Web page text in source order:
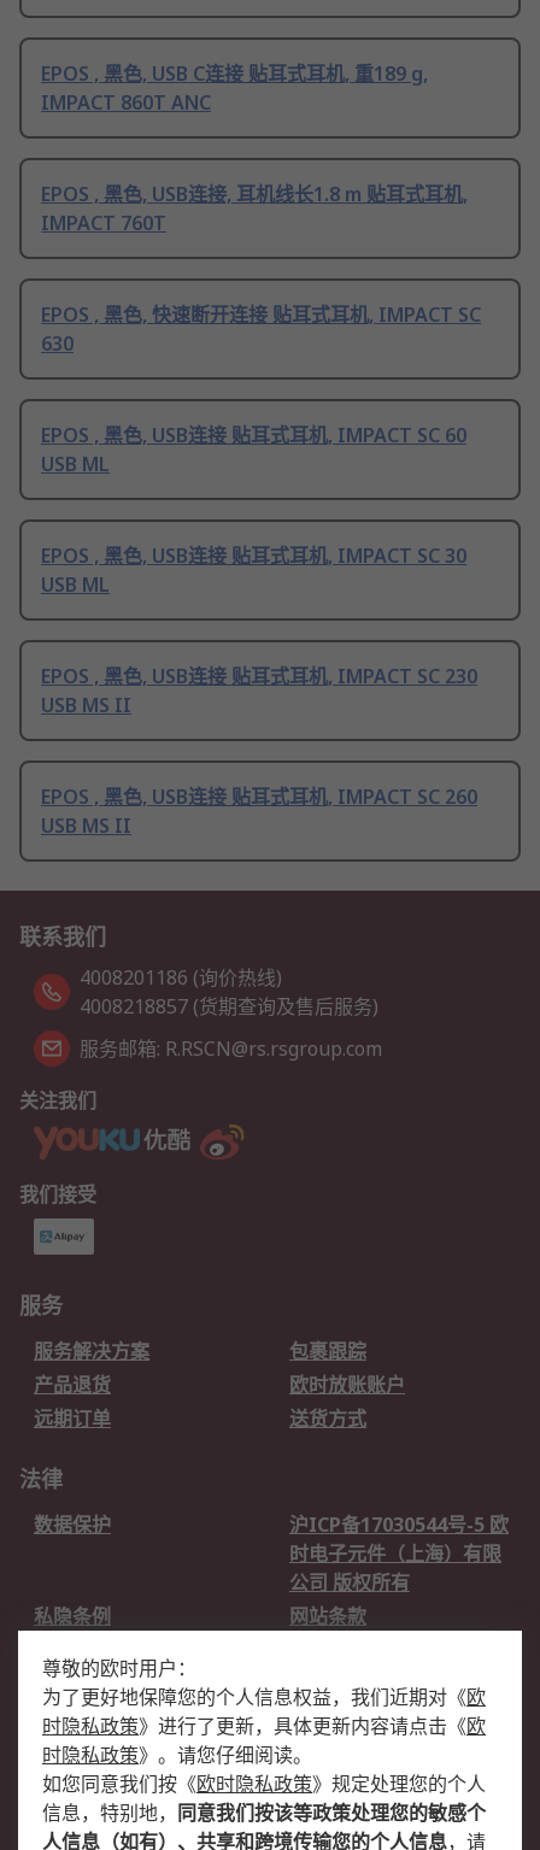
EPOS , 黑色, USB C连接 贴耳式耳机, 重189 g,
IMPACT 860T ANC
EPOS , 黑色, USB连接, 耳机线长1.8 m 贴耳式耳机,
IMPACT 760T
EPOS , 黑色, 快速断开连接 贴耳式耳机, IMPACT SC
630
EPOS , 黑色, USB连接 贴耳式耳机, IMPACT SC 60
USB ML
EPOS , 黑色, USB连接 贴耳式耳机, IMPACT SC 30
USB ML
EPOS , 黑色, USB连接 贴耳式耳机, IMPACT SC 230
USB MS II
EPOS , 黑色, USB连接 贴耳式耳机, IMPACT SC 260
USB MS II
联系我们
4008201186 (询价热线)
4008218857 (货期查询及售后服务)
服务邮箱: R.RSCN@rs.rsgroup.com
关注我们
我们接受
服务
服务解决方案
包裹跟踪
产品退货
欧时放账账户
远期订单
送货方式
法律
数据保护
沪ICP备17030544号-5 欧
时电子元件（上海）有限
公司 版权所有
私隐条例
网站条款
关于欧时
欧时销售条款
账户和付款
企业集团
全球办事处
关于我们
新闻中心
尊敬的欧时用户：
为了更好地保障您的个人信息权益，我们近期对 《欧
时隐私政策》 进行了更新，具体更新内容请点击 《欧
时隐私政策》 。请您仔细阅读。
如您同意我们按 《欧时隐私政策》 规定处理您的个人
信息，特别地，
同意我们按该等政策处理您的敏感个
人信息（如有）、共享和跨境传输您的个人信息，请